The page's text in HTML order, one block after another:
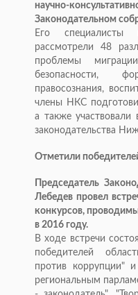
научно-
Законодательном
Его
рассмотрели 48
проблемы
безопасности,
правосознания,
члены НКС
а также
законодательства
Отметили
Председатель
Лебедев провел
конкурсов,
в 2016 году.
В ходе встречи
победителей
против коррупции"
региональным